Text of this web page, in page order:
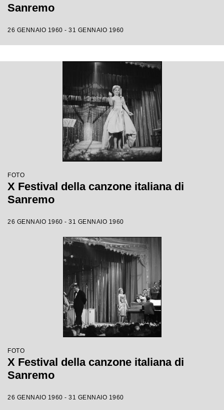
Sanremo
26 GENNAIO 1960 - 31 GENNAIO 1960
FOTO
X Festival della canzone italiana di
Sanremo
26 GENNAIO 1960 - 31 GENNAIO 1960
FOTO
X Festival della canzone italiana di
Sanremo
26 GENNAIO 1960 - 31 GENNAIO 1960